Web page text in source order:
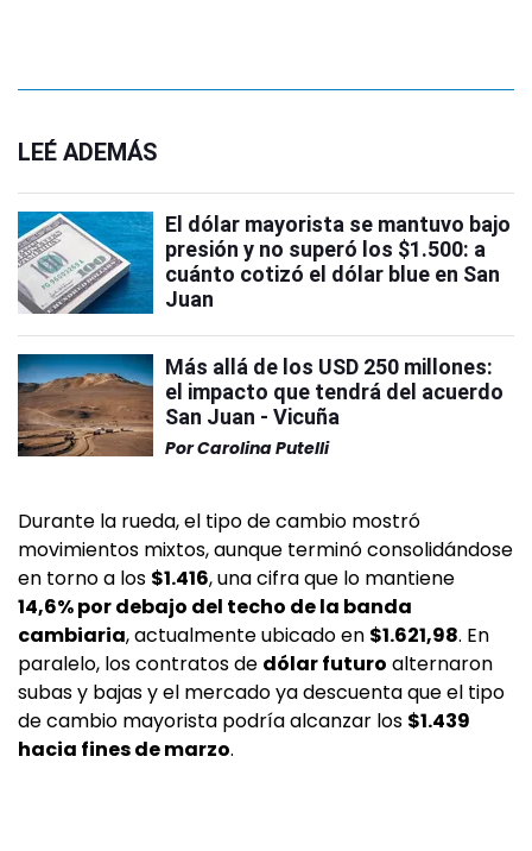
LEÉ ADEMÁS
El dólar mayorista se mantuvo bajo
presión y no superó los $1.500: a
cuánto cotizó el dólar blue en San
Juan
Más allá de los USD 250 millones:
el impacto que tendrá del acuerdo
San Juan - Vicuña
PorCarolina Putelli
Durante la rueda, el tipo de cambio mostró
movimientos mixtos, aunque terminó consolidándose
en torno a los $1.416, una cifra que lo mantiene
14,6% por debajo del techo de la banda
cambiaria, actualmente ubicado en $1.621,98. En
paralelo, los contratos de dólar futuro alternaron
subas y bajas y el mercado ya descuenta que el tipo
de cambio mayorista podría alcanzar los $1.439
hacia fines de marzo.